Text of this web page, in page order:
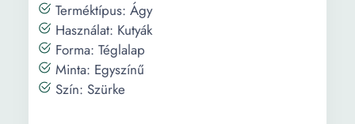
Terméktípus: Ágy
Használat: Kutyák
Forma: Téglalap
Minta: Egyszínű
Szín: Szürke